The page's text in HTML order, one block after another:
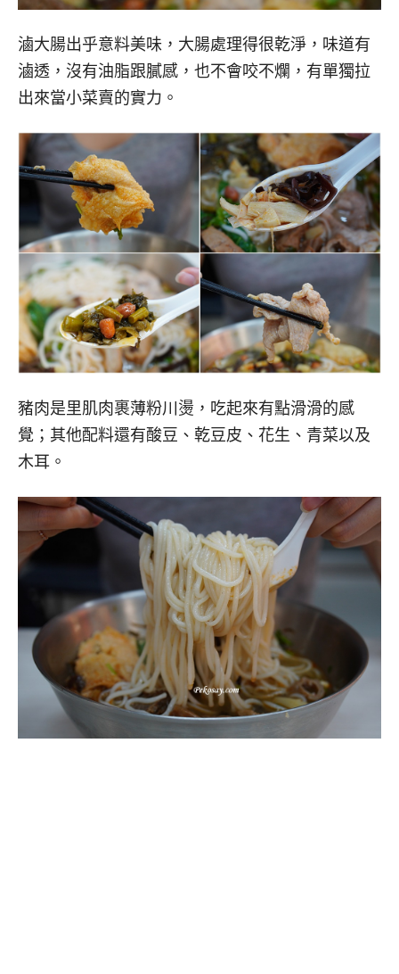
滷大腸出乎意料美味，大腸處理得很乾淨，味道有
滷透，沒有油脂跟膩感，也不會咬不爛，有單獨拉
出來當小菜賣的實力。
豬肉是里肌肉裹薄粉川燙，吃起來有點滑滑的感
覺；其他配料還有酸豆、乾豆皮、花生、青菜以及
木耳。